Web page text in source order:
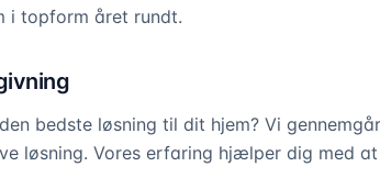
i topform året rundt.
bedste løsning til dit hjem? Vi
løsning. Vores erfaring hjælper dig med